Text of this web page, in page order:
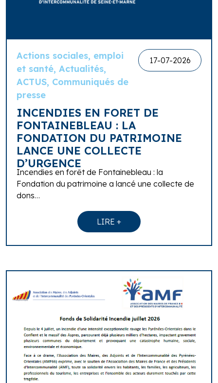
Actions sociales, emploi
et santé, Actualités,
ACTUS, Communiqués de
presse
17-07-2026
INCENDIES EN FORET DE
FONTAINEBLEAU : LA
FONDATION DU PATRIMOINE
LANCE UNE COLLECTE
D’URGENCE
Incendies en forêt de Fontainebleau : la
Fondation du patrimoine a lancé une collecte de
dons…
LIRE +